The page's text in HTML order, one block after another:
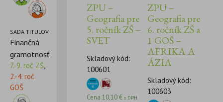
SADA TITULOV
Finančná
gramotnosť
7.-9. roč ZŠ,
2.-4. roč.
GOŠ
ZPU –
Geografia pre
5. ročník ZŠ –
SVET
Skladový kód:
100601
Cena10,10€ s DPH
ZPU –
Geografia pre
6. ročník ZŠ a
1 GOŠ –
AFRIKA A
ÁZIA
Skladový kód:
100603